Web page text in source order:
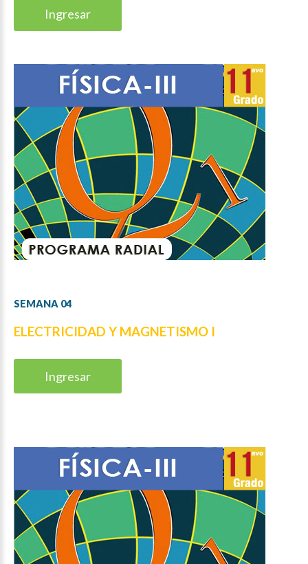
Ingresar
SEMANA 04
ELECTRICIDAD Y MAGNETISMO I
Ingresar